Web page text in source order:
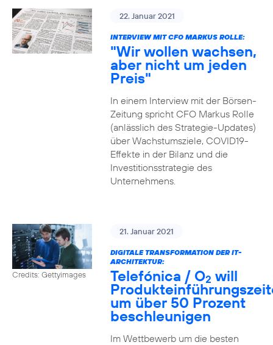
22. Januar 2021
INTERVIEW MIT CFO MARKUS ROLLE:
"Wir wollen wachsen,
aber nicht um jeden
Preis"
In einem Interview mit der Börsen-
Zeitung spricht CFO Markus Rolle
(anlässlich des Strategie-Updates)
über Wachstumsziele, COVID19-
Effekte in der Bilanz und die
Investitionsstrategie des
Unternehmens.
Credits: Gettyimages
21. Januar 2021
DIGITALE TRANSFORMATION DER IT-
ARCHITEKTUR:
Telefónica / O2 will
um über 50 Prozent
beschleunigen
Im Wettbewerb um die besten